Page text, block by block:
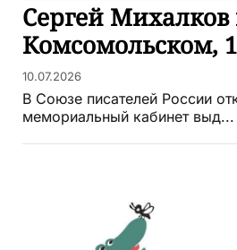
Сергей Михалков
Комсомольском,
10.07.2026
В Союзе писателей России
мемориальный кабинет выд...